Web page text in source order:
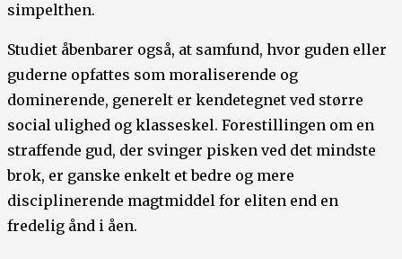
simpelthen.
Studiet åbenbarer også, at samfund, hvor guden eller
guderne opfattes som moraliserende og
dominerende, generelt er kendetegnet ved større
social ulighed og klasseskel. Forestillingen om en
straffende gud, der svinger pisken ved det mindste
brok, er ganske enkelt et bedre og mere
disciplinerende magtmiddel for eliten end en
fredelig ånd i åen.